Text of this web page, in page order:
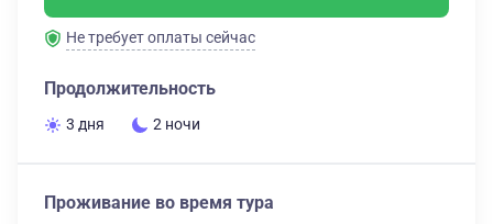
Не требует оплаты сейчас
Продолжительность
3 дня 2 ночи
Проживание во время тура